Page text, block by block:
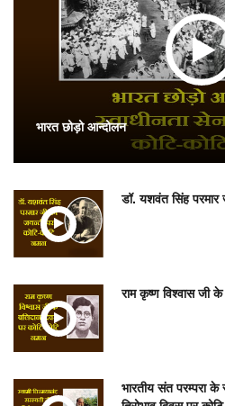
भारत छोड़ो आन्दोलन
डॉ. यशवंत सिंह परमार
राम कृष्ण विश्वास जी
भारतीय संत परम्परा के